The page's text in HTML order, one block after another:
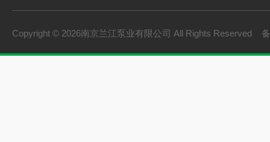
Copyright © 2026南京兰江泵业有限公司 All Rights Reserved